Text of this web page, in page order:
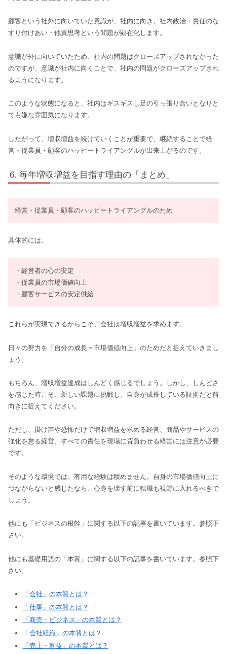
顧客という社外に向いていた意識が、社内に向き、社内政治・責任のな
すり付けあい・他責思考という問題が顕在化します。
意識が外に向いていたため、社内の問題はクローズアップされなかった
のですが、意識が社内に向くことで、社内の問題がクローズアップされ
るようになります。
このような状態になると、社内はギスギスし足の引っ張り合いとなりと
ても嫌な雰囲気になります。
したがって、増収増益を続けていくことが重要で、継続することで経
営・従業員・顧客のハッピートライアングルが出来上がるのです。
毎年増収増益を目指す理由の「まとめ」
経営・従業員・顧客のハッピートライアングルのため
具体的には、
・経営者の心の安定
・従業員の市場価値向上
・顧客サービスの安定供給
これらが実現できるからこそ、会社は増収増益を求めます。
日々の努力を「自分の成長＝市場価値向上」のためだと捉えていきまし
ょう。
もちろん、増収増益達成はしんどく感じるでしょう。しかし、しんどさ
を感じた時こそ、新しい課題に挑戦し、自身が成長している証拠だと前
向きに捉えてください。
ただし、掛け声や恐怖だけで増収増益を求める経営、商品やサービスの
強化を怠る経営、すべての責任を現場に背負わせる経営には注意が必要
です。
そのような環境では、有用な経験は積めません。自身の市場価値向上に
つながらないと感じたなら、心身を壊す前に転職も視野に入れるべきで
しょう。
他にも「ビジネスの根幹」に関する以下の記事を書いています。参照下
さい。
他にも基礎用語の「本質」に関する以下の記事を書いています。参照下
さい。
「会社」の本質とは？
「仕事」の本質とは？
「商売・ビジネス」の本質とは？
「会社組織」の本質とは？
「売上・利益」の本質とは？